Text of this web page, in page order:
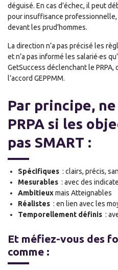
déguisé. En cas d’échec, il peut
pour insuffisance
devant les prud’hommes.
La direction n’a pas précisé les
et n’a pas informé les salarié·es
GetSuccess déclenchant le
l’accord GEPPMM.
Par principe,
PRPA si les
pas SMART :
Spécifiques : clairs, précis,
Mesurables : avec des
Ambitieuxmais Atteignables
Réalistes : en lien avec les
Temporellement définis :
Et méfiez-vous des
comme :